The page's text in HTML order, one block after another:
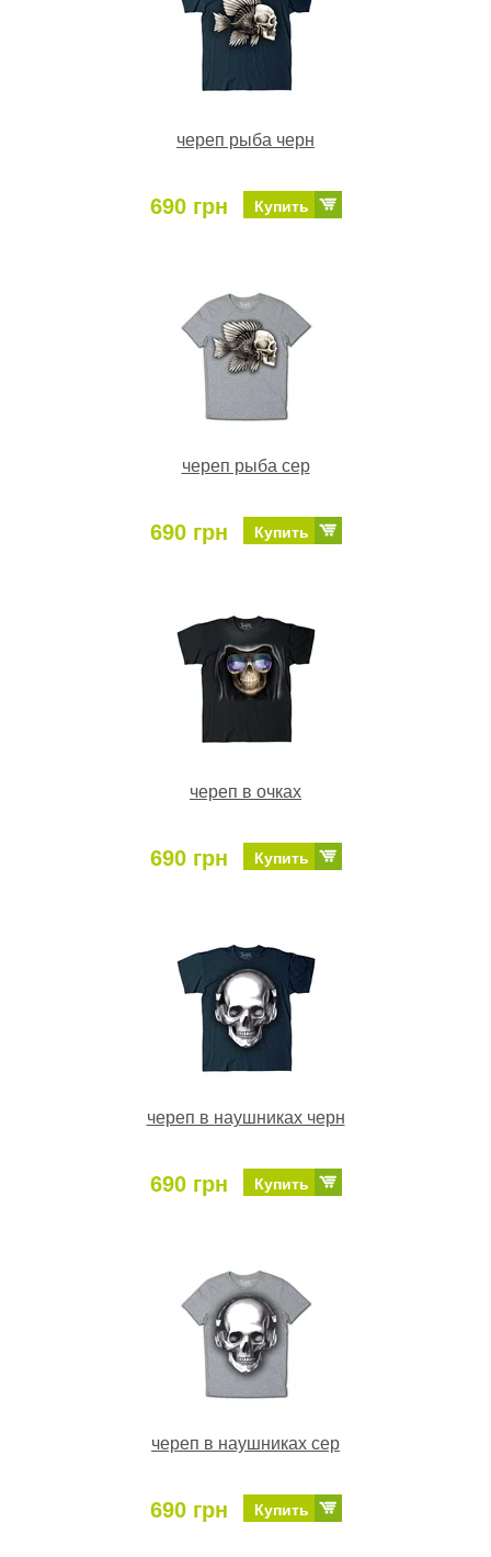
череп рыба черн
690 грн Купить
череп рыба сер
690 грн Купить
череп в очках
690 грн Купить
череп в наушниках черн
690 грн Купить
череп в наушниках сер
690 грн Купить